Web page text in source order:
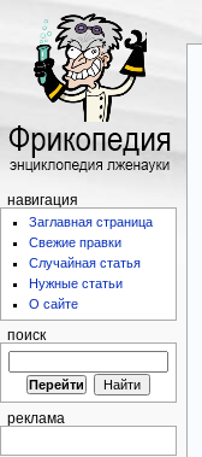
навигация
Заглавная страница
Свежие правки
Случайная статья
Нужные статьи
О сайте
поиск
реклама